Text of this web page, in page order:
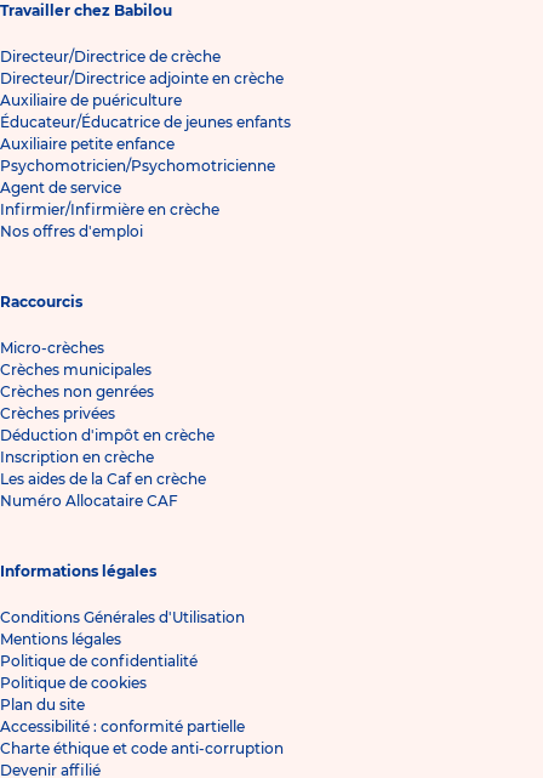
Travailler chez Babilou
Directeur/Directrice de crèche
Directeur/Directrice adjointe en crèche
Auxiliaire de puériculture
Éducateur/Éducatrice de jeunes enfants
Auxiliaire petite enfance
Psychomotricien/Psychomotricienne
Agent de service
Infirmier/Infirmière en crèche
Nos offres d'emploi
Raccourcis
Micro-crèches
Crèches municipales
Crèches non genrées
Crèches privées
Déduction d'impôt en crèche
Inscription en crèche
Les aides de la Caf en crèche
Numéro Allocataire CAF
Informations légales
Conditions Générales d'Utilisation
Mentions légales
Politique de confidentialité
Politique de cookies
Plan du site
Accessibilité : conformité partielle
Charte éthique et code anti-corruption
Devenir affilié